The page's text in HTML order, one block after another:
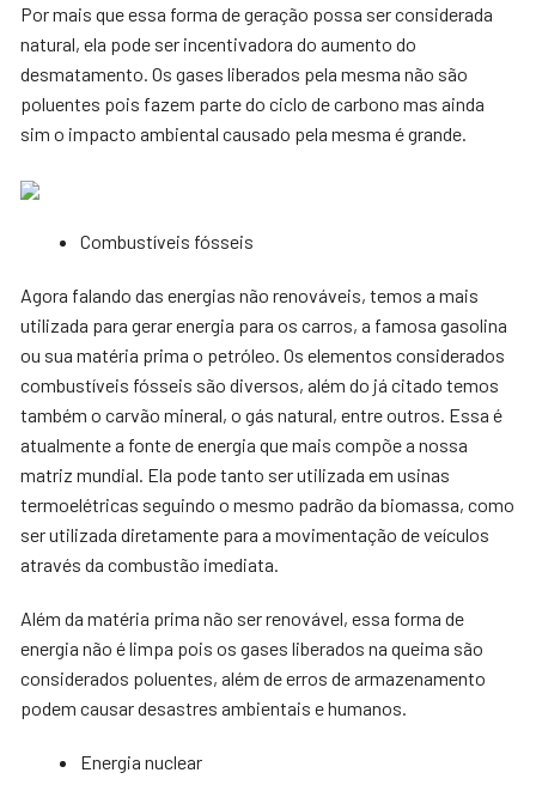
Por mais que essa forma de geração possa ser considerada
natural, ela pode ser incentivadora do aumento do
desmatamento. Os gases liberados pela mesma não são
poluentes pois fazem parte do ciclo de carbono mas ainda
sim o impacto ambiental causado pela mesma é grande.
Combustíveis fósseis
Agora falando das energias não renováveis, temos a mais
utilizada para gerar energia para os carros, a famosa gasolina
ou sua matéria prima o petróleo. Os elementos considerados
combustíveis fósseis são diversos, além do já citado temos
também o carvão mineral, o gás natural, entre outros. Essa é
atualmente a fonte de energia que mais compõe a nossa
matriz mundial. Ela pode tanto ser utilizada em usinas
termoelétricas seguindo o mesmo padrão da biomassa, como
ser utilizada diretamente para a movimentação de veículos
através da combustão imediata.
Além da matéria prima não ser renovável, essa forma de
energia não é limpa pois os gases liberados na queima são
considerados poluentes, além de erros de armazenamento
podem causar desastres ambientais e humanos.
Energia nuclear